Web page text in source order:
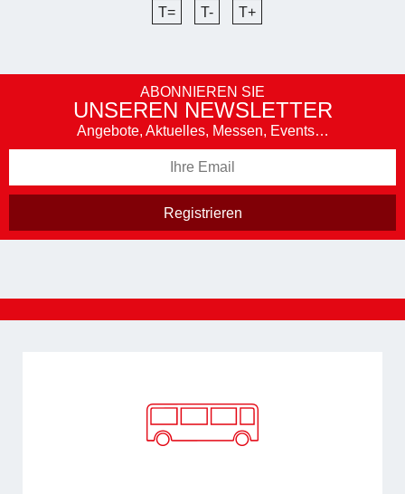
T= T- T+
ABONNIEREN SIE
UNSEREN NEWSLETTER
Angebote, Aktuelles, Messen, Events…